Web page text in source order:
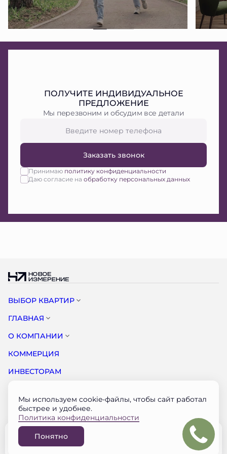
ПОЛУЧИТЕ ИНДИВИДУАЛЬНОЕ
ПРЕДЛОЖЕНИЕ
Мы перезвоним и обсудим все детали
Заказать звонок
Принимаю политику конфиденциальности
Даю согласие на обработку персональных данных
ВЫБОР КВАРТИР
ГЛАВНАЯ
О КОМПАНИИ
КОММЕРЦИЯ
ИНВЕСТОРАМ
КОНТАКТЫ
Документация застройщика на наш.дом.рф
© НОВОЕ ИЗМЕРЕНИЕ 2026
Разработано
Мы используем cookie-файлы, чтобы сайт работал
быстрее и удобнее.
Политика конфиденциальности
Понятно